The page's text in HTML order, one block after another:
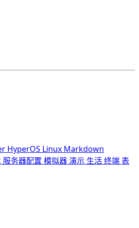
HyperOS Linux Markdown
服务器配置模拟器演示 生活终端表